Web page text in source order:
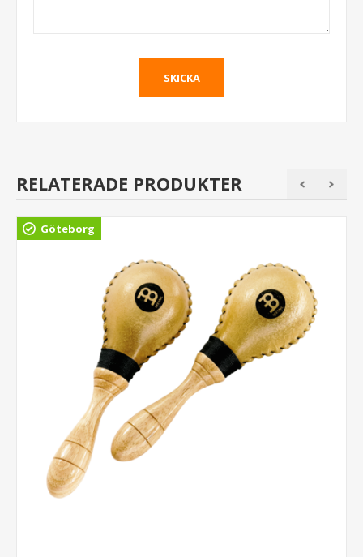
RELATERADE PRODUKTER
Göteborg